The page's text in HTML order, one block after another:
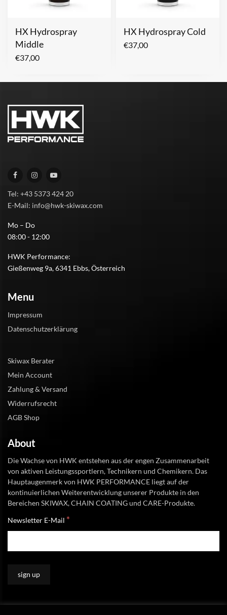
HX Hydrospray
Middle
€37,00
HX Hydrospray Cold
€37,00
Tel: +43 5373 424 20
E-Mail: info@hwk-skiwax.com
Mo – Do
08:00 - 12:00
HWK Performance:
Gießenweg 9a, 6341 Ebbs, Österreich
Menu
Impressum
Datenschutzerklärung
Skiwax Berater
Mein Account
Zahlung & Versand
Widerrufsrecht
AGB Shop
About
Die Wachse von HWK entstehen aus der engen Zusammenarbeit
von aktiven Leistungssportlern, Technikern und Chemikern. Das
Hauptaugenmerk von HWK PERFORMANCE liegt auf der
kontinuierlichen Weiterentwicklung unserer Produkte in den
Bereichen SKIWAX, CHAIN COATING und CARE-Produkte.
Newsletter E-Mail *